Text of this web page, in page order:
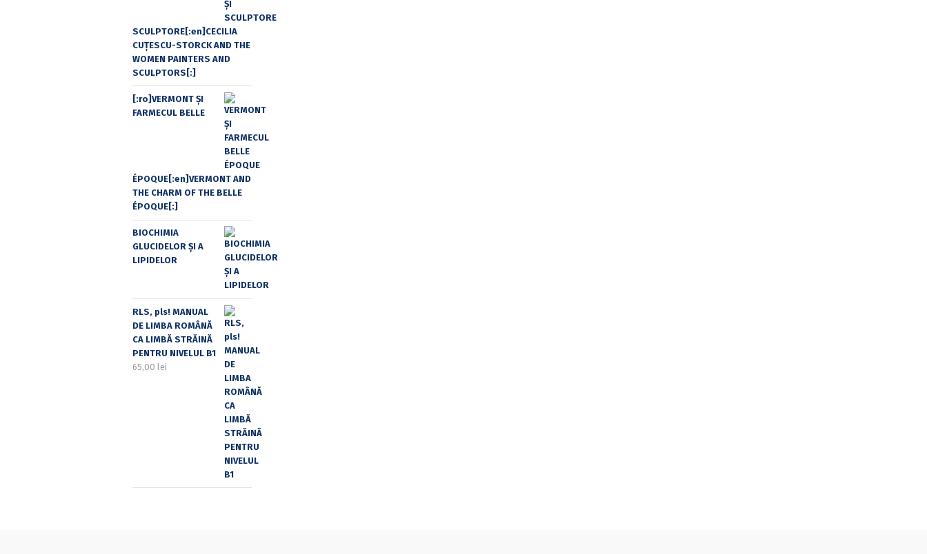
SCULPTORE[:en]CECILIA
CUŢESCU-STORCK AND THE
WOMEN PAINTERS AND
SCULPTORS[:]
[:ro]VERMONT ȘI
FARMECUL BELLE
ÉPOQUE[:en]VERMONT AND
THE CHARM OF THE BELLE
ÉPOQUE[:]
BIOCHIMIA
GLUCIDELOR ȘI A
LIPIDELOR
RLS, pls! MANUAL
DE LIMBA ROMÂNĂ
CA LIMBĂ STRĂINĂ
PENTRU NIVELUL B1
65,00 lei